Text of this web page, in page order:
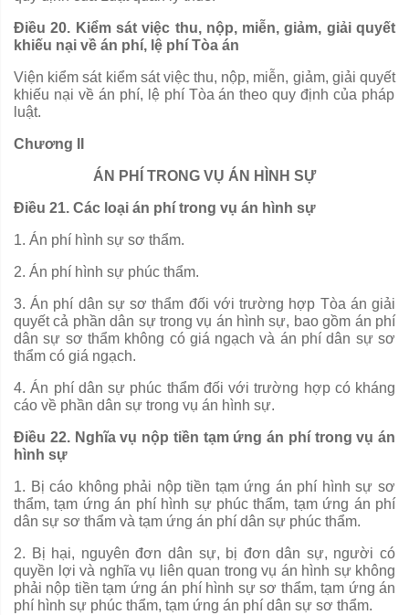
Điều 20. Kiểm sát việc thu, nộp, miễn, giảm, giải quyết
khiếu nại về án phí, lệ phí Tòa án
Viện kiểm sát kiểm sát việc thu, nộp, miễn, giảm, giảiquyết
khiếu nại về án phí, lệ phí Tòa án theo quy định của pháp
luật.
Chương II
ÁN PHÍ TRONG VỤ ÁN HÌNH SỰ
Điều 21. Các loại án phí trong vụ án hình sự
1. Án phí hình sự sơ thẩm.
2. Án phí hình sự phúc thẩm.
3.Án phí dân sự sơ thẩm đối vớitrường hợp Tòa án giải
quyết cả phần dân sự trong vụ án hình sự, bao gồm án phí
dân sự sơ thẩm không cógiá ngạch và án phí dân sự sơ
thẩm có giá ngạch.
4.Án phí dân sự phúc thẩm đối vớitrường hợpcó kháng
cáo về phần dân sự trong vụ án hình sự.
Điều 22. Nghĩa vụ nộp tiền tạm ứng án phí trong vụ án
hình sự
1. Bị cáo không phải nộp tiền tạm ứng án phí hình sự sơ
thẩm, tạm ứng án phí hình sự phúc thẩm, tạm ứng án phí
dân sự sơ thẩm và tạm ứng án phí dân sự phúc thẩm.
2. Bị hại, nguyên đơn dân sự, bị đơn dân sự, người có
quyền lợi và nghĩa vụ liên quan trong vụ án hình sự không
phải nộp tiền tạm ứng án phí hình sự sơ thẩm, tạm ứng án
phí hình sự phúc thẩm, tạm ứng án phí dân sự sơ thẩm.